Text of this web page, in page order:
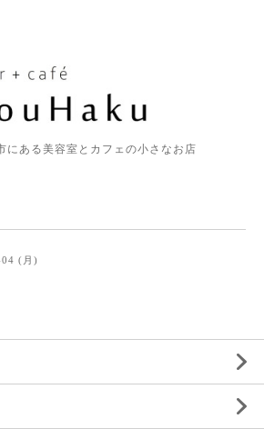
にある美容室とカフェの小さなお店
(月)